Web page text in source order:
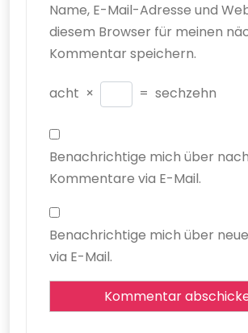
Name, E-Mail-Adresse und
diesem Browser für meinen
Kommentar speichern.
acht × = sechzehn
Benachrichtige mich über
Kommentare via E-Mail.
Benachrichtige mich über
via E-Mail.